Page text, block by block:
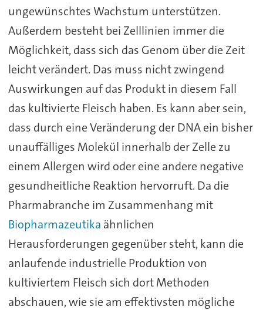
ungewünschtes Wachstum unterstützen.
Außerdem besteht bei Zelllinien immer die
Möglichkeit, dass sich das Genom über die Zeit
leicht verändert. Das muss nicht zwingend
Auswirkungen auf das Produkt in diesem Fall
das kultivierte Fleisch haben. Es kann aber sein,
dass durch eine Veränderung der DNA ein bisher
unauffälliges Molekül innerhalb der Zelle zu
einem Allergen wird oder eine andere negative
gesundheitliche Reaktion hervorruft. Da die
Pharmabranche im Zusammenhang mit
Biopharmazeutika ähnlichen
Herausforderungen gegenüber steht, kann die
anlaufende industrielle Produktion von
kultiviertem Fleisch sich dort Methoden
abschauen, wie sie am effektivsten mögliche